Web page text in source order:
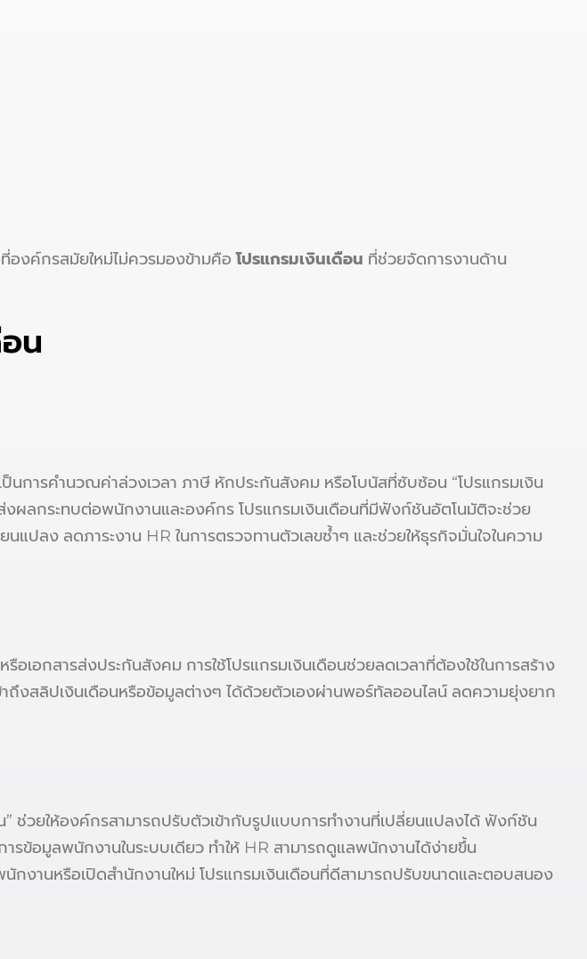
ที่องค์กรสมัยใหม่ไม่ควรมองข้ามคือโปรแกรมเงินเดือน ที่ช่วยจัดการงานด้าน
น
นการคำนวณค่าล่วงเวลา ภาษี หักประกันสังคม หรือโบนัสที่ซับซ้อน “โปรแกรมเงิน
งผลกระทบต่อพนักงานและองค์กร โปรแกรมเงินเดือนที่มีฟังก์ชันอัตโนมัติจะช่วย
ลง ลดภาระงาน HR ในการตรวจทานตัวเลขซ้ำๆ และช่วยให้ธุรกิจมั่นใจในความ
เอกสารส่งประกันสังคม การใช้โปรแกรมเงินเดือนช่วยลดเวลาที่ต้องใช้ในการสร้าง
ถึงสลิปเงินเดือนหรือข้อมูลต่างๆ ได้ด้วยตัวเองผ่านพอร์ทัลออนไลน์ ลดความยุ่งยาก
ช่วยให้องค์กรสามารถปรับตัวเข้ากับรูปแบบการทำงานที่เปลี่ยนแปลงได้ ฟังก์ชัน
รข้อมูลพนักงานในระบบเดียว ทำให้ HR สามารถดูแลพนักงานได้ง่ายขึ้น
านหรือเปิดสำนักงานใหม่ โปรแกรมเงินเดือนที่ดีสามารถปรับขนาดและตอบสนอง